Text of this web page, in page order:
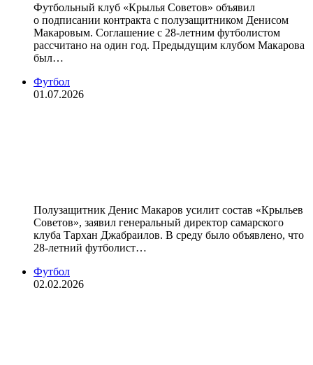
Футбольный клуб «Крылья Советов» объявил
о подписании контракта с полузащитником Денисом
Макаровым. Соглашение с 28‑летним футболистом
рассчитано на один год. Предыдущим клубом Макарова
был…
Футбол
01.07.2026
Полузащитник Денис Макаров усилит состав «Крыльев
Советов», заявил генеральный директор самарского
клуба Тархан Джабраилов. В среду было объявлено, что
28‑летний футболист…
Футбол
02.02.2026